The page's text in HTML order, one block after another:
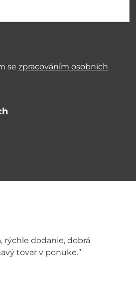
sezpracováním osobních
rýchle dodanie, dobrá
tovar v ponuke.”